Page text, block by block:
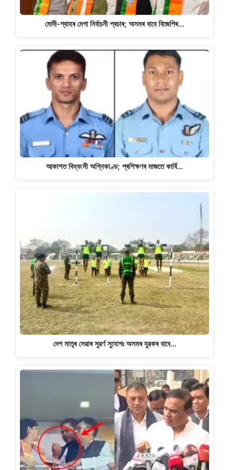
মোদী-শ্বাহৰ মেগা নিৰ্বাচনী প্ৰচাৰ; অসমৰ বাবে বিজেপিৰ…
আকাশত বিধ্বংসী অগ্নিকাণ্ড; প্ৰশিক্ষণৰ মাজতে কাৰ্বি…
দেশ মাতৃৰ সেৱাৰ সুৱৰ্ণ সুযোগঃ অসমৰ যুৱকৰ বাবে…